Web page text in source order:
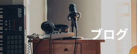
ブログ